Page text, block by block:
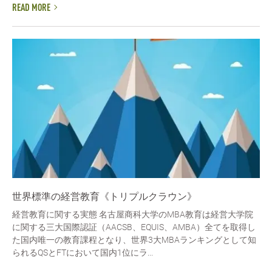
READ MORE
世界標準の経営教育《トリプルクラウン》
経営教育に関する実態 名古屋商科大学のMBA教育は経営大学院
に関する三大国際認証（AACSB、EQUIS、AMBA）全てを取得し
た国内唯一の教育課程となり、世界3大MBAランキングとして知
られるQSとFTにおいて国内1位にラ...